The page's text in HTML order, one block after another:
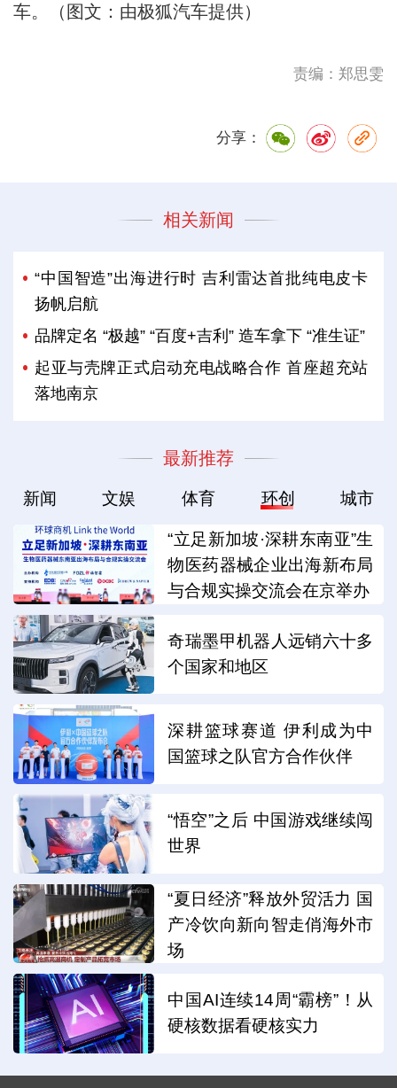
车。（图文：由极狐汽车提供）
责编：郑思雯
分享：
相关新闻
“中国智造”出海进行时 吉利雷达首批纯电皮卡
扬帆启航
品牌定名 “极越” “百度+吉利” 造车拿下 “准生证”
起亚与壳牌正式启动充电战略合作 首座超充站
落地南京
最新推荐
新闻 文娱 体育 环创 城市
“立足新加坡·深耕东南亚”生
物医药器械企业出海新布局
与合规实操交流会在京举办
奇瑞墨甲机器人远销六十多
个国家和地区
深耕篮球赛道 伊利成为中
国篮球之队官方合作伙伴
“悟空”之后 中国游戏继续闯
世界
“夏日经济”释放外贸活力 国
产冷饮向新向智走俏海外市
场
中国AI连续14周“霸榜”！从
硬核数据看硬核实力